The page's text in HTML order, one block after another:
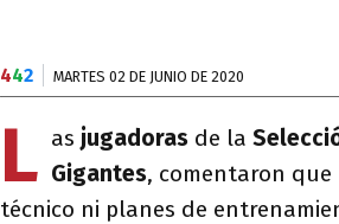
442 MARTES 02 DE JUNIO DE 2020
L as jugadoras de la
Gigantes, comentaron
técnico ni planes de